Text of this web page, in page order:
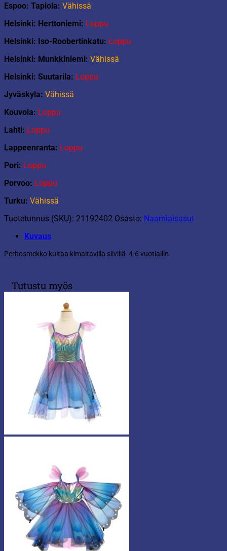
Espoo: Tapiola: Vähissä
Helsinki: Herttoniemi: Loppu
Helsinki: Iso-Roobertinkatu: Loppu
Helsinki: Munkkiniemi: Vähissä
Helsinki: Suutarila: Loppu
Jyväskyla: Vähissä
Kouvola: Loppu
Lahti: Loppu
Lappeenranta: Loppu
Pori: Loppu
Porvoo: Loppu
Turku: Vähissä
Tuotetunnus (SKU): 21192402 Osasto: Naamiaisasut
Kuvaus
Perhosmekko kultaa kimaltavilla siivillä 4-6 vuotiaille.
Tutustu myös